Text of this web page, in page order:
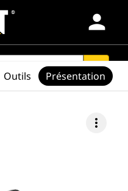
person
search
more_vert
Outils Présentation